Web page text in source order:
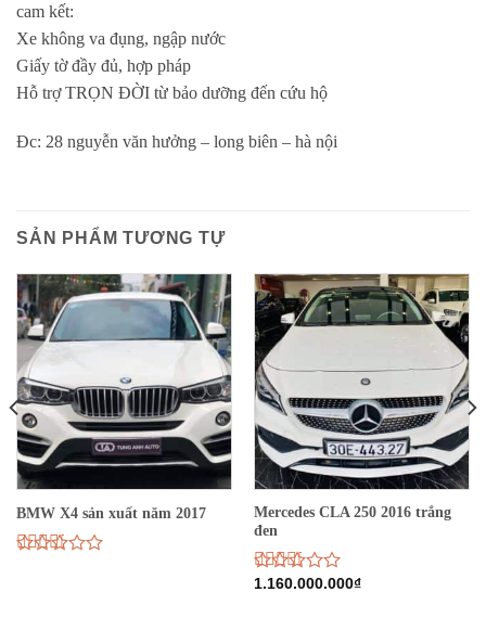
cam kết:
Xe không va đụng, ngập nước
Giấy tờ đầy đủ, hợp pháp
Hỗ trợ TRỌN ĐỜI từ bảo dưỡng đến cứu hộ
Đc: 28 nguyễn văn hưởng – long biên – hà nội
SẢN PHẨM TƯƠNG TỰ
BMW X4 sản xuất năm 2017
Mercedes CLA 250 2016 trắng
đen
Được
1.160.000.000₫